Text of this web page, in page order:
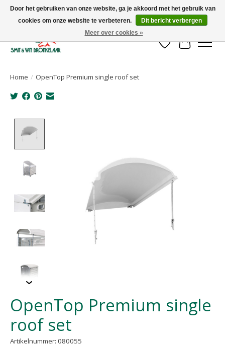
Uw leverancier voor stalinrichtingen en het opruwen van betonvloeren!
Verlanglijst
Home / OpenTop Premium single roof set
OpenTop Premium single
roof set
Artikelnummer: 080055
Door het gebruiken van onze website, ga je akkoord met het gebruik van
cookies om onze website te verbeteren.
Dit bericht verbergen
Meer over cookies »